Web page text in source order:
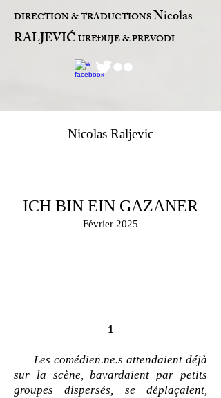
DIRECTION & TRADUCTIONSNicolas
RALJEVIĆUREĐUJE & PREVODI
Nicolas Raljevic
ICH BIN EIN GAZANER
Février 2025
1
Les comédien.ne.s attendaient déjà
sur la scène, bavardaient par petits
groupes dispersés, se déplaçaient,